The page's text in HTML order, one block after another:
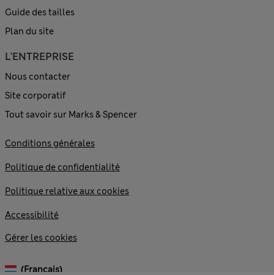
Guide des tailles
Plan du site
L'ENTREPRISE
Nous contacter
Site corporatif
Tout savoir sur Marks & Spencer
Conditions générales
Politique de confidentialité
Politique relative aux cookies
Accessibilité
Gérer les cookies
(français)